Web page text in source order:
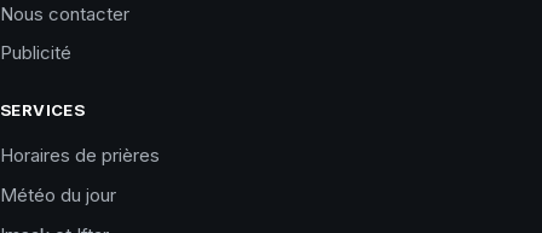
Nous contacter
Publicité
SERVICES
Horaires de prières
Météo du jour